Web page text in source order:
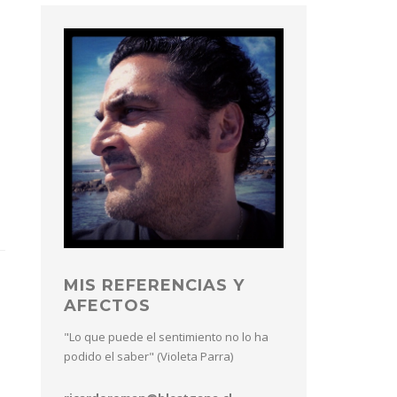
MIS REFERENCIAS Y
AFECTOS
"Lo que puede el sentimiento no lo ha
podido el saber" (Violeta Parra)